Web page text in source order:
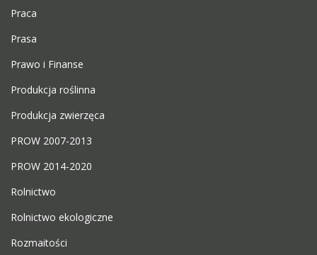
Praca
Prasa
Prawo i Finanse
Produkcja roślinna
Produkcja zwierzęca
PROW 2007-2013
PROW 2014-2020
Rolnictwo
Rolnictwo ekologiczne
Rozmaitości